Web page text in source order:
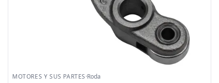
MOTORES Y SUS PARTES·Roda